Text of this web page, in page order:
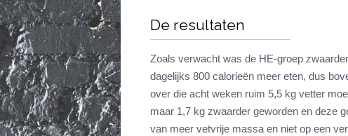
De resultaten
Zoals verwacht was de HE-groep
dagelijks 800 calorieën meer eten, dus
over die acht weken ruim 5,5 kg vetter
maar 1,7 kg zwaarder geworden en deze
van meer vetvrije massa en niet op een